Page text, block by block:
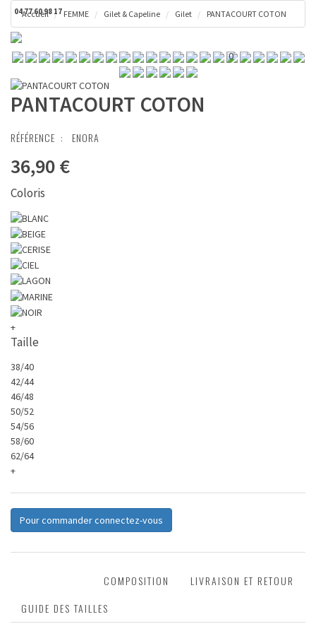
04 77 60 98 17
0
Accueil FEMME Gilet & Capeline Gilet PANTACOURT COTON
PANTACOURT COTON
RÉFÉRENCE : ENORA
36,90 €
Coloris
+
Taille
38/40
42/44
46/48
50/52
54/56
58/60
62/64
+
Pour commander connectez-vous
COMPOSITION
LIVRAISON ET RETOUR
GUIDE DES TAILLES